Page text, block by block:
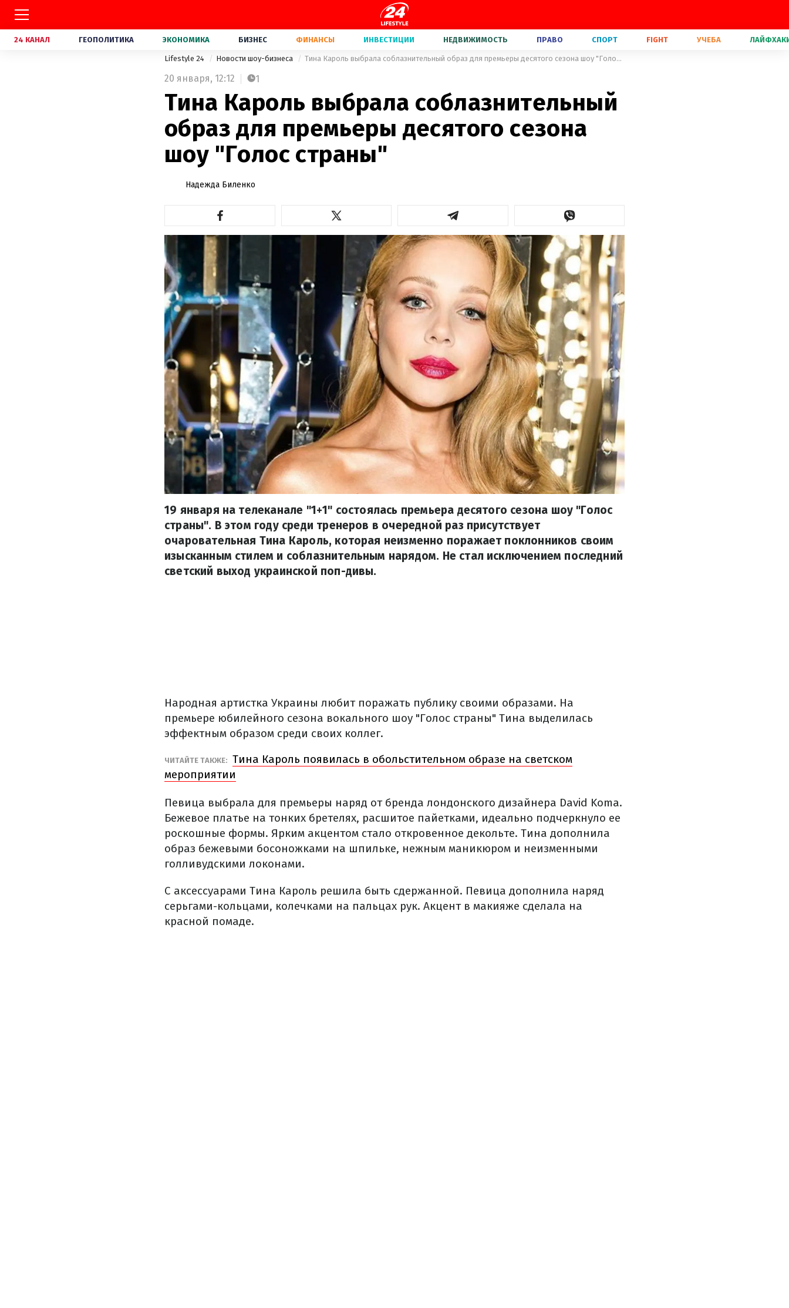
24 КАНАЛ ГЕОПОЛИТИКА ЭКОНОМИКА БИЗНЕС ФИНАНСЫ ИНВЕСТИЦИИ НЕДВИЖИМОСТЬ ПРАВО СПОРТ FIGHT УЧЕБА
Lifestyle 24 Новости шоу-бизнеса Тина Кароль выбрала соблазнительный образ для премьеры десятого сезона шоу "Голос страны"
20 января, 12:12 1
Тина Кароль выбрала соблазнительный
образ для премьеры десятого сезона
шоу "Голос страны"
Надежда Биленко
19 января на телеканале "1+1" состоялась премьера десятого сезона шоу "Голос
страны". В этом году среди тренеров в очередной раз присутствует
очаровательная Тина Кароль, которая неизменно поражает поклонников своим
изысканным стилем и соблазнительным нарядом. Не стал исключением последний
светский выход украинской поп-дивы.
Народная артистка Украины любит поражать публику своими образами. На
премьере юбилейного сезона вокального шоу "Голос страны" Тина выделилась
эффектным образом среди своих коллег.
ЧИТАЙТЕ ТАКЖЕ: Тина Кароль появилась в обольстительном образе на светском
мероприятии
Певица выбрала для премьеры наряд от бренда лондонского дизайнера David Koma.
Бежевое платье на тонких бретелях, расшитое пайетками, идеально подчеркнуло ее
роскошные формы. Ярким акцентом стало откровенное декольте. Тина дополнила
образ бежевыми босоножками на шпильке, нежным маникюром и неизменными
голливудскими локонами.
С аксессуарами Тина Кароль решила быть сдержанной. Певица дополнила наряд
серьгами-кольцами, колечками на пальцах рук. Акцент в макияже сделала на
красной помаде.